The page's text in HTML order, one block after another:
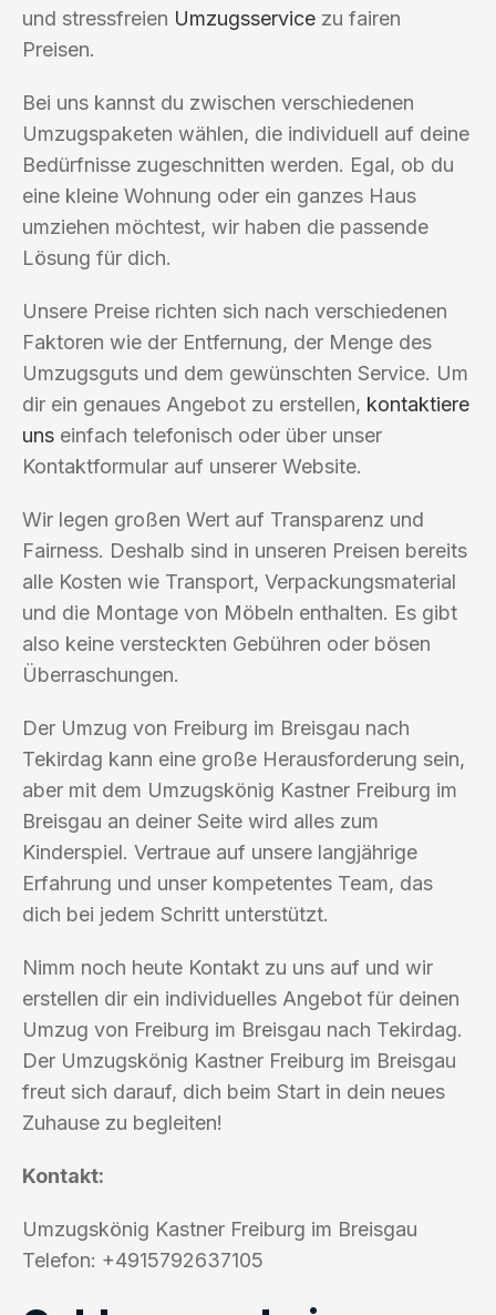
und stressfreien Umzugsservice zu fairen
Preisen.
Bei uns kannst du zwischen verschiedenen
Umzugspaketen wählen, die individuell auf deine
Bedürfnisse zugeschnitten werden. Egal, ob du
eine kleine Wohnung oder ein ganzes Haus
umziehen möchtest, wir haben die passende
Lösung für dich.
Unsere Preise richten sich nach verschiedenen
Faktoren wie der Entfernung, der Menge des
Umzugsguts und dem gewünschten Service. Um
dir ein genaues Angebot zu erstellen, kontaktiere
uns einfach telefonisch oder über unser
Kontaktformular auf unserer Website.
Wir legen großen Wert auf Transparenz und
Fairness. Deshalb sind in unseren Preisen bereits
alle Kosten wie Transport, Verpackungsmaterial
und die Montage von Möbeln enthalten. Es gibt
also keine versteckten Gebühren oder bösen
Überraschungen.
Der Umzug von Freiburg im Breisgau nach
Tekirdag kann eine große Herausforderung sein,
aber mit dem Umzugskönig Kastner Freiburg im
Breisgau an deiner Seite wird alles zum
Kinderspiel. Vertraue auf unsere langjährige
Erfahrung und unser kompetentes Team, das
dich bei jedem Schritt unterstützt.
Nimm noch heute Kontakt zu uns auf und wir
erstellen dir ein individuelles Angebot für deinen
Umzug von Freiburg im Breisgau nach Tekirdag.
Der Umzugskönig Kastner Freiburg im Breisgau
freut sich darauf, dich beim Start in dein neues
Zuhause zu begleiten!
Kontakt:
Umzugskönig Kastner Freiburg im Breisgau
Telefon: +4915792637105